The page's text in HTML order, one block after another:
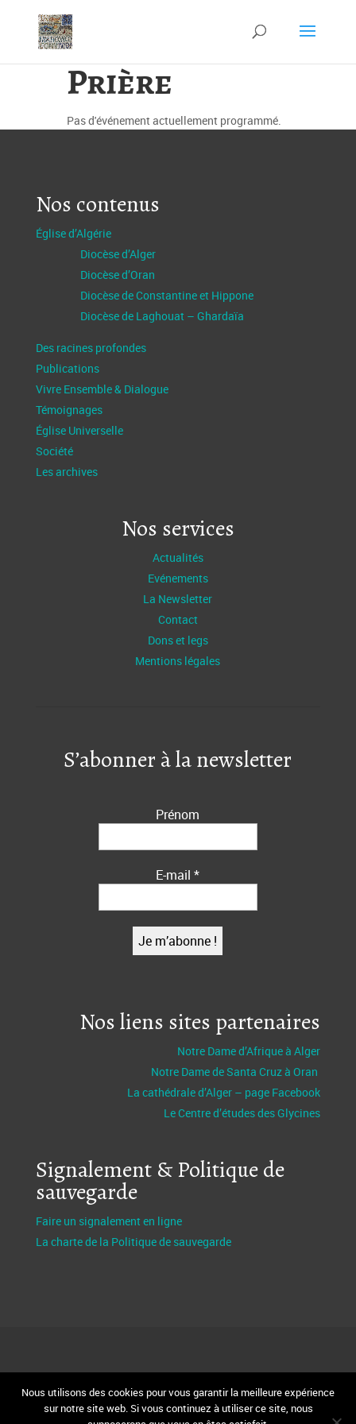
Prière
Pas d'événement actuellement programmé.
Nos contenus
Église d’Algérie
Diocèse d’Alger
Diocèse d’Oran
Diocèse de Constantine et Hippone
Diocèse de Laghouat – Ghardaïa
Des racines profondes
Publications
Vivre Ensemble & Dialogue
Témoignages
Église Universelle
Société
Les archives
Nos services
Actualités
Evénements
La Newsletter
Contact
Dons et legs
Mentions légales
S’abonner à la newsletter
Prénom
E-mail*
Nos liens sites partenaires
Notre Dame d’Afrique à Alger
Notre Dame de Santa Cruz à Oran
La cathédrale d’Alger – page Facebook
Le Centre d’études des Glycines
Signalement & Politique de
sauvegarde
Faire un signalement en ligne
La charte de la Politique de sauvegarde
Design et réalisation Fabio BertagninFBServices.fr
WebmasterMoïseKouman
Nous utilisons des cookies pour vous garantir la meilleure expérience
sur notre site web. Si vous continuez à utiliser ce site, nous